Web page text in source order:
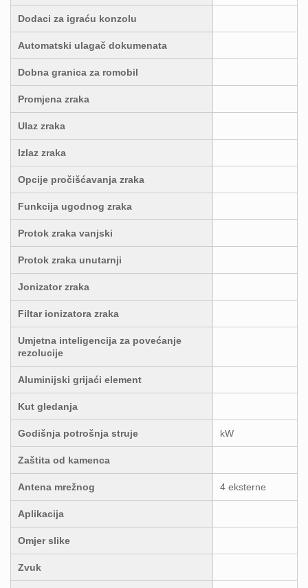
Dodaci za igraću konzolu
Automatski ulagač dokumenata
Dobna granica za romobil
Promjena zraka
Ulaz zraka
Izlaz zraka
Opcije pročišćavanja zraka
Funkcija ugodnog zraka
Protok zraka vanjski
Protok zraka unutarnji
Jonizator zraka
Filtar ionizatora zraka
Umjetna inteligencija za povećanje
rezolucije
Aluminijski grijaći element
Kut gledanja
Godišnja potrošnja struje kW
Zaštita od kamenca
Antena mrežnog 4 eksterne
Aplikacija
Omjer slike
Zvuk